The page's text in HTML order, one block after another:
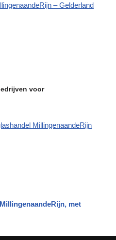
– Gelderland
voor
MillingenaandeRijn
met